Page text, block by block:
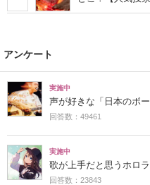
アンケート
実施中
声が好きな「日本のボ
回答数：49461
実施中
歌が上手だと思うホロ
回答数：23843